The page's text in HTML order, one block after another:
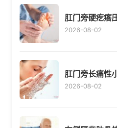
肛门旁硬疙瘩
2026-08-02
肛门旁长痛性
2026-08-02